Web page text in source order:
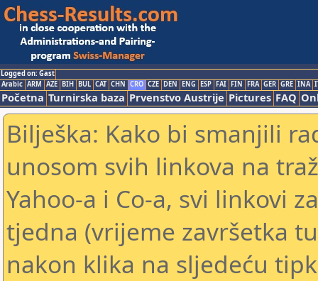
Logged on: Gast
Arabic ARM AZE BIH BUL CAT CHN CRO CZE DEN ENG ESP FAI FIN FRA GER GRE INA
Početna Turnirska baza Prvenstvo Austrije Pictures FAQ
Bilješka: Kako bi smanjili
unosom svih linkova na
Yahoo-a i Co-a, svi linkovi
tjedna (vrijeme završetka
nakon klika na sljedeću